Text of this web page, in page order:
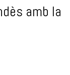
amb la